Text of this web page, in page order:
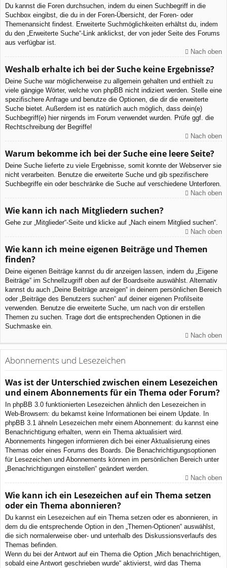
Du kannst die Foren durchsuchen, indem du einen Suchbegriff in die
Suchbox eingibst, die du in der Foren-Übersicht, der Foren- oder
Themenansicht findest. Erweiterte Suchmöglichkeiten erhältst du, indem
du den „Erweiterte Suche“-Link anklickst, der von jeder Seite des Forums
aus verfügbar ist.
Nach oben
Weshalb erhalte ich bei der Suche keine Ergebnisse?
Deine Suche war möglicherweise zu allgemein gehalten und enthielt zu
viele gängige Wörter, welche von phpBB nicht indiziert werden. Stelle eine
spezifischere Anfrage und benutze die Optionen, die dir die erweiterte
Suche bietet. Außerdem ist es natürlich auch möglich, dass dein(e)
Suchbegriff(e) hier nirgends im Forum verwendet wurden. Prüfe ggf. die
Rechtschreibung der Begriffe!
Nach oben
Warum bekomme ich bei der Suche eine leere Seite?
Deine Suche lieferte zu viele Ergebnisse, somit konnte der Webserver sie
nicht verarbeiten. Benutze die erweiterte Suche und gib spezifischere
Suchbegriffe ein oder beschränke die Suche auf verschiedene Unterforen.
Nach oben
Wie kann ich nach Mitgliedern suchen?
Gehe zur „Mitglieder“-Seite und klicke auf „Nach einem Mitglied suchen“.
Nach oben
Wie kann ich meine eigenen Beiträge und Themen
finden?
Deine eigenen Beiträge kannst du dir anzeigen lassen, indem du „Eigene
Beiträge“ im Schnellzugriff oben auf der Boardseite auswählst. Alternativ
kannst du auch „Deine Beiträge anzeigen“ in deinem persönlichen Bereich
oder „Beiträge des Benutzers suchen“ auf deiner eigenen Profilseite
verwenden. Benutze die erweiterte Suche, um nach von dir erstellen
Themen zu suchen. Trage dort die entsprechenden Optionen in die
Suchmaske ein.
Nach oben
Abonnements und Lesezeichen
Was ist der Unterschied zwischen einem Lesezeichen
und einem Abonnements für ein Thema oder Forum?
In phpBB 3.0 funktionierten Lesezeichen ähnlich den Lesezeichen in
Web-Browsern: du bekamst keine Informationen bei einem Update. In
phpBB 3.1 ähneln Lesezeichen mehr einem Abonnement: du kannst eine
Benachrichtigung erhalten, wenn ein Thema aktualisiert wird.
Abonnements hingegen informieren dich bei einer Aktualisierung eines
Themas oder eines Forums des Boards. Die Benachrichtigungsoptionen
für Lesezeichen und Abonnements können im persönlichen Bereich unter
„Benachrichtigungen einstellen“ geändert werden.
Nach oben
Wie kann ich ein Lesezeichen auf ein Thema setzen
oder ein Thema abonnieren?
Du kannst ein Lesezeichen auf ein Thema setzen oder es abonnieren, in
dem du die entsprechende Option in den „Themen-Optionen“ auswählst,
die sich normalerweise ober- und unterhalb des Diskussionsverlaufs des
Themas befinden.
Wenn du bei der Antwort auf ein Thema die Option „Mich benachrichtigen,
sobald eine Antwort geschrieben wurde“ aktivierst, wird das Thema